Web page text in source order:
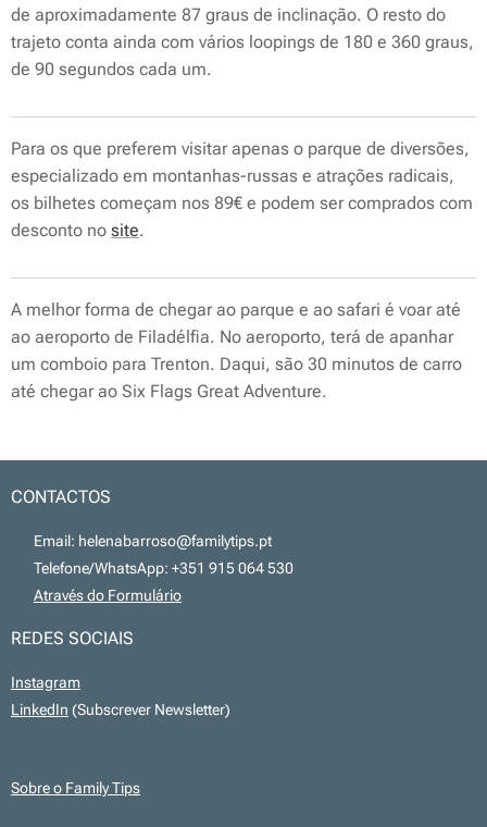
de aproximadamente 87 graus de inclinação. O resto do
trajeto conta ainda com vários loopings de 180 e 360 graus,
de 90 segundos cada um.
Para os que preferem visitar apenas o parque de diversões,
especializado em montanhas-russas e atrações radicais,
os bilhetes começam nos 89€ e podem ser comprados com
desconto no site.
A melhor forma de chegar ao parque e ao safari é voar até
ao aeroporto de Filadélfia. No aeroporto, terá de apanhar
um comboio para Trenton. Daqui, são 30 minutos de carro
até chegar ao Six Flags Great Adventure.
CONTACTOS
📧 Email: helenabarroso@familytips.pt
📞 Telefone/WhatsApp: +351 915 064 530
Através do Formulário
REDES SOCIAIS
Instagram
LinkedIn (Subscrever Newsletter)
Sobre o Family Tips